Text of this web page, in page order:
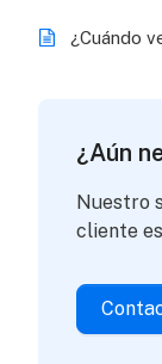
¿Cuándo
¿Aún
Nuestro
cliente